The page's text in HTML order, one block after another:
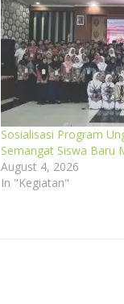
Sosialisasi Program
Semangat Siswa Baru
August 4, 2026
In "Kegiatan"